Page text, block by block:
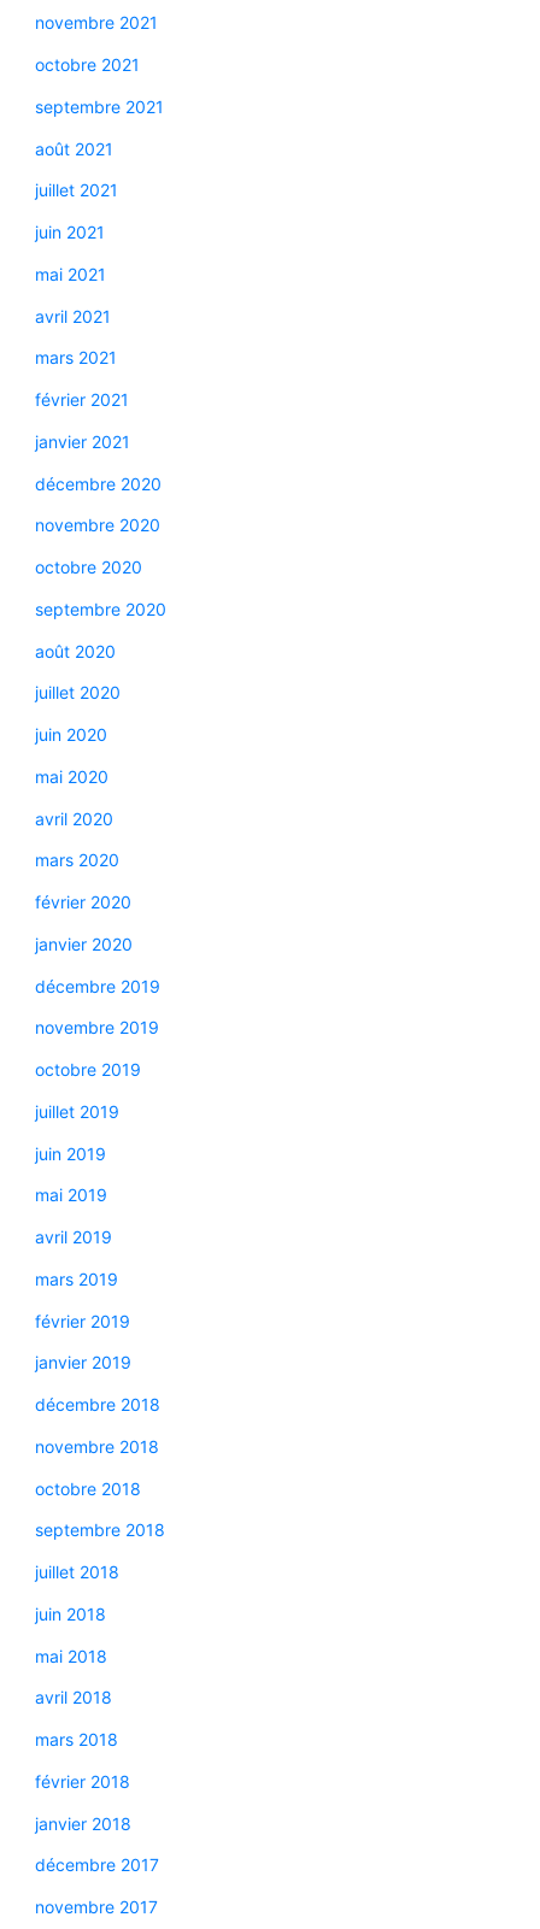
novembre 2021
octobre 2021
septembre 2021
août 2021
juillet 2021
juin 2021
mai 2021
avril 2021
mars 2021
février 2021
janvier 2021
décembre 2020
novembre 2020
octobre 2020
septembre 2020
août 2020
juillet 2020
juin 2020
mai 2020
avril 2020
mars 2020
février 2020
janvier 2020
décembre 2019
novembre 2019
octobre 2019
juillet 2019
juin 2019
mai 2019
avril 2019
mars 2019
février 2019
janvier 2019
décembre 2018
novembre 2018
octobre 2018
septembre 2018
juillet 2018
juin 2018
mai 2018
avril 2018
mars 2018
février 2018
janvier 2018
décembre 2017
novembre 2017